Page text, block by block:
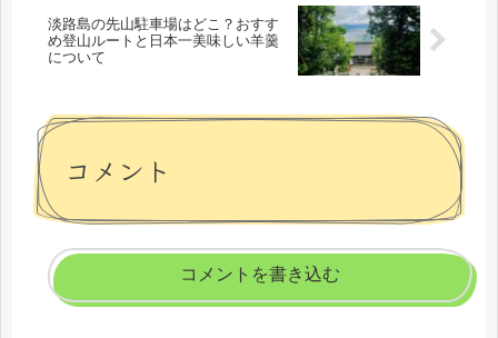
淡路島の先山駐車場はどこ？おすす
め登山ルートと日本一美味しい羊羹
について
コメント
コメントを書き込む